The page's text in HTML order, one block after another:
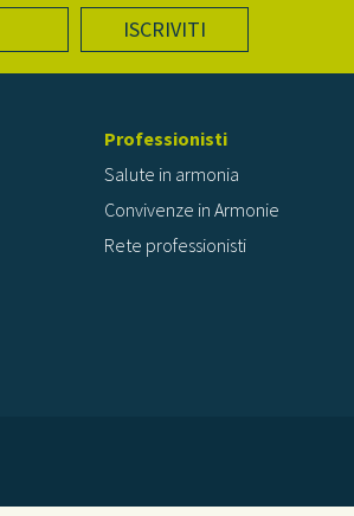
ISCRIVITI
Professionisti
Salute in armonia
Convivenze in Armonie
Rete professionisti